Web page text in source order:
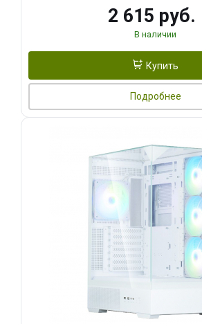
2 615 руб.
В наличии
Купить
Подробнее